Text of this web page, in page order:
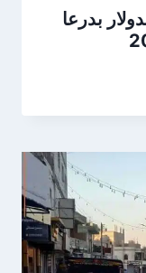
بدرعا